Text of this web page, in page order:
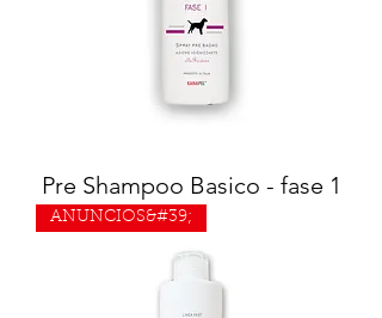
Pre Shampoo Basico - fase 1
ANUNCIOS&#39;